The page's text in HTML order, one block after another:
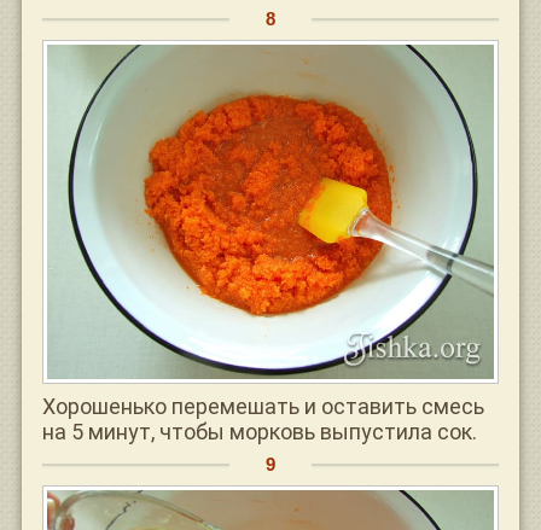
Хорошенько перемешать и оставить смесь
на 5 минут, чтобы морковь выпустила сок.